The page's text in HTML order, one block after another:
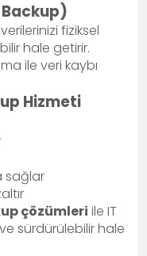
fiziksel
hale getirir.
ile veri kaybı
Hizmeti
sağlar
çözümleri ile IT
sürdürülebilir hale